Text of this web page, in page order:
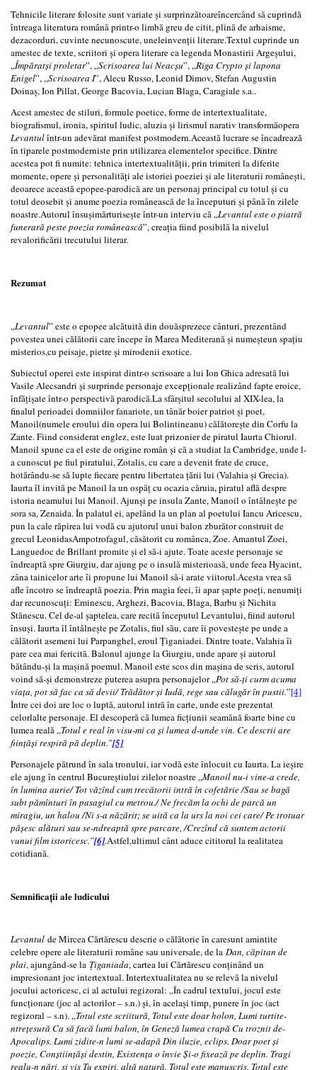
Tehnicile literare folosite sunt variate și surprinzătoareîncercând să cuprindă
întreaga literatura română printr-o limbă greu de citit, plină de arhaisme,
dezacorduri, cuvinte necunoscute, uneleinvenții literare.Textul cuprinde un
amestec de texte, scriitori și opera literare ca legenda Monastirii Argeșului,
„Împăratși proletar”, „Scrisoarea lui Neacșu”, „Riga Crypto și lapona
Enigel”, „Scrisoarea I”, Alecu Russo, Leonid Dimov, Stefan Augustin
Doinaș, Ion Pillat, George Bacovia, Lucian Blaga, Caragiale s.a..
Acest amestec de stiluri, formule poetice, forme de intertextualitate,
biografismul, ironia, spiritul ludic, aluzia și lirismul narativ transformăopera
Levantulîntr-un adevărat manifest postmodern.Această lucrare se încadrează
în tiparele postmoderniste prin utilizarea elementelor specifice. Dintre
acestea pot fi numite: tehnica intertextualității, prin trimiteri la diferite
momente, opere și personalități ale istoriei poeziei și ale literaturii românești,
deoarece această epopee-parodică are un personaj principal cu totul și cu
totul deosebit și anume poezia românească de la începuturi și până în zilele
noastre.Autorul însușimărturisește într-un interviu că „Levantul este o piatră
funerară peste poezia românească”, creația fiind posibilă la nivelul
revalorificării trecutului literar.
Rezumat
„Levantul” este o epopee alcătuită din douăsprezece cânturi, prezentând
povestea unei călătorii care începe în Marea Mediterană și numeșteun spațiu
misterios,cu peisaje, pietre și mirodenii exotice.
Subiectul operei este inspirat dintr-o scrisoare a lui Ion Ghica adresată lui
Vasile Alecsandri și surprinde personaje excepționale realizând fapte eroice,
înfățișate într-o perspectivă parodică.La sfârșitul secolului al XIX-lea, la
finalul perioadei domniilor fanariote, un tânăr boier patriot și poet,
Manoil(numele eroului din opera lui Bolintineanu) călătorește din Corfu la
Zante. Fiind considerat englez, este luat prizonier de piratul Iaurta Chiorul.
Manoil spune ca el este de origine român și că a studiat la Cambridge, unde l-
a cunoscut pe fiul piratului, Zotalis, cu care a devenit frate de cruce,
hotărându-se să lupte fiecare pentru libertatea țării lui (Valahia și Grecia).
Iaurta îl invită pe Manoil la un ospăț cu ocazia căruia, piratul află despre
istoria neamului lui Manoil. Ajunși pe insula Zante, Manoil o întâlnește pe
sora sa, Zenaida. În palatul ei, apelând la un plan al poetului Iancu Aricescu,
pun la cale răpirea lui vodă cu ajutorul unui balon zburător construit de
grecul LeonidasAmpotrofagul, căsătorit cu românca, Zoe. Amantul Zoei,
Languedoc de Brillant promite și el să-i ajute. Toate aceste personaje se
îndreaptă spre Giurgiu, dar ajung pe o insulă misterioasă, unde feea Hyacint,
zâna tainicelor arte îi propune lui Manoil să-i arate viitorul.Acesta vrea să
afle încotro se îndreaptă poezia. Prin magia feei, îi apar șapte poeți, nenumiți
dar recunoscuți: Eminescu, Arghezi, Bacovia, Blaga, Barbu și Nichita
Stănescu. Cel de-al șaptelea, care recită începutul Levantului, fiind autorul
însuși. Iaurta îl întâlnește pe Zotalis, fiul său, care îi povestește pe unde a
călătorit asemeni lui Parpanghel, eroul Țiganiadei. Dintre toate, Valahia îi
pare cea mai fericită. Balonul ajunge la Giurgiu, unde apare și autorul
bătându-și la mașină poemul. Manoil este scos din mașina de scris, autorul
voind să-și demonstreze puterea asupra personajelor „Pot să-ți curm acuma
viața, pot să fac ca să devii/ Trădător și Iudă, rege sau călugăr în pustii.”[4]
Între cei doi are loc o luptă, autorul intră în carte, unde este prezentat
celorlalte personaje. El descoperă că lumea ficțiunii seamănă foarte bine cu
lumea reală „Totul e real în visu-mi ca și lumea d-unde vin. Ce descrii are
ființăși respiră pă deplin.”[5]
Personajele pătrund în sala tronului, iar vodă este înlocuit cu Iaurta. La ieșire
ele ajung în centrul Bucureștiului zilelor noastre „Manoil nu-i vine-a crede,
în lumina aurie/ Tot văzînd cum trecătorii intră în cofetărie /Sau se bagă
subt pămînturi în pasagiul cu metrou./ Ne frecăm la ochi de parcă un
miragiu, un halou /Ni s-a năzărit; se uită ca la urs la noi cei care/ Pe trotuar
păşesc alături sau se-ndreaptă spre parcare, /Crezînd că suntem actorii
vunui film istoricesc.”[6].Astfel,ultimul cânt aduce cititorul la realitatea
cotidiană.
Semnificații ale ludicului
Levantul de Mircea Cărtărescu descrie o călătorie în caresunt amintite
celebre opere ale literaturii române sau universale, de la Dan, căpitan de
plai, ajungând-se la Țiganiada, cartea lui Cărtărescu conținând un
impresionant joc intertextual. Intertextualitatea nu se relevă la nivelul
jocului actoricesc, ci al actului regizoral: „În cadrul textului, jocul este
funcționare (joc al actorilor – s.n.) și, în același timp, punere în joc (act
regizoral – s.n). „Totul este scriitură, Totul este doar holon, Lumi turtite-
ntreţesură Ca să facă lumi balon, în Geneză lumea crapă Cu troznit de-
Apocalips. Lumi zidite-n lumi se-adapă Din iluzie, eclips. Doar poet și
poezie, Conștiințăși destin, Existența o învie Și-o fixează pe deplin. Tragi
realu-n nări, și vis Tu expiri, altă natură. Totul este manuscris, Totul este